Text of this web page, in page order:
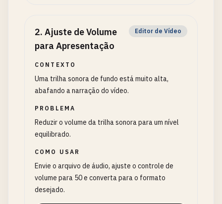
2. Ajuste de Volume
para Apresentação
Editor de Vídeo
CONTEXTO
Uma trilha sonora de fundo está muito alta,
abafando a narração do vídeo.
PROBLEMA
Reduzir o volume da trilha sonora para um nível
equilibrado.
COMO USAR
Envie o arquivo de áudio, ajuste o controle de
volume para 50 e converta para o formato
desejado.